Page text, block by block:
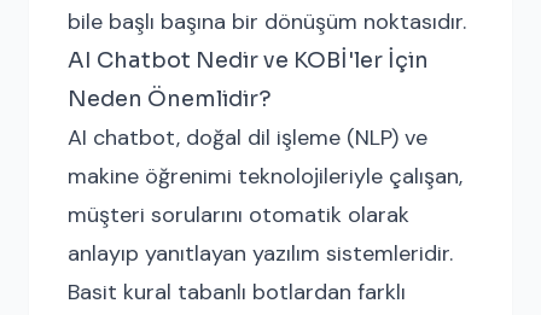
bile başlı başına bir dönüşüm noktasıdır.
AI Chatbot Nedir ve KOBİ'ler İçin
Neden Önemlidir?
AI chatbot, doğal dil işleme (NLP) ve
makine öğrenimi teknolojileriyle çalışan,
müşteri sorularını otomatik olarak
anlayıp yanıtlayan yazılım sistemleridir.
Basit kural tabanlı botlardan farklı